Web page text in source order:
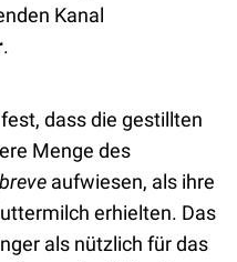
Kanal
.
dass die gestillten
Menge des
aufwiesen, als ihre
erhielten. Das
als nützlich für das